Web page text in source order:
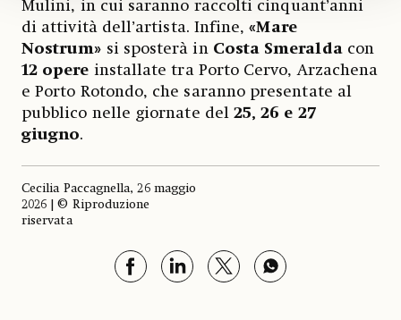
Mulini, in cui saranno raccolti cinquant’anni
di attività dell’artista. Infine,«Mare
Nostrum» si sposterà in Costa Smeraldacon
12 opere installate tra Porto Cervo, Arzachena
e Porto Rotondo, che saranno presentate al
pubblico nelle giornate del 25, 26 e 27
giugno.
Cecilia Paccagnella, 26 maggio
2026 | © Riproduzione
riservata